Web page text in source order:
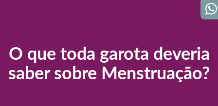
O que toda garota deveria
saber sobre Menstruação?